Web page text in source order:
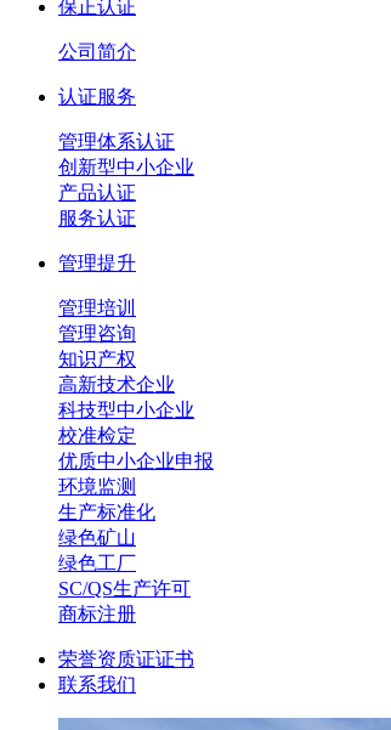
保正认证
公司简介
认证服务
管理体系认证
创新型中小企业
产品认证
服务认证
管理提升
管理培训
管理咨询
知识产权
高新技术企业
科技型中小企业
校准检定
优质中小企业申报
环境监测
生产标准化
绿色矿山
绿色工厂
SC/QS生产许可
商标注册
荣誉资质证证书
联系我们